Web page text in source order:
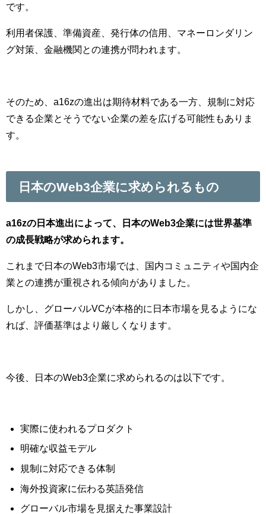
です。
利用者保護、準備資産、発行体の信用、マネーロンダリン
グ対策、金融機関との連携が問われます。
そのため、a16zの進出は期待材料である一方、規制に対応
できる企業とそうでない企業の差を広げる可能性もありま
す。
日本のWeb3企業に求められるもの
a16zの日本進出によって、日本のWeb3企業には世界基準
の成長戦略が求められます。
これまで日本のWeb3市場では、国内コミュニティや国内企
業との連携が重視される傾向がありました。
しかし、グローバルVCが本格的に日本市場を見るようにな
れば、評価基準はより厳しくなります。
今後、日本のWeb3企業に求められるのは以下です。
実際に使われるプロダクト
明確な収益モデル
規制に対応できる体制
海外投資家に伝わる英語発信
グローバル市場を見据えた事業設計